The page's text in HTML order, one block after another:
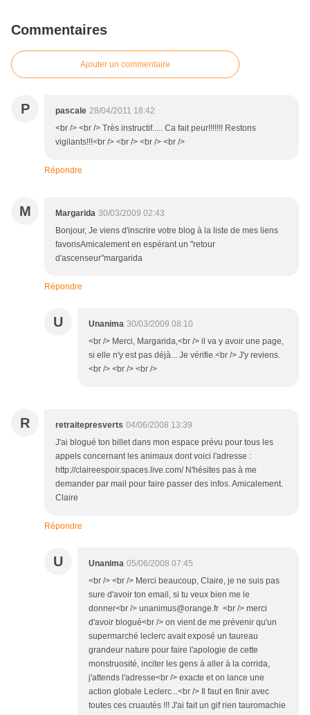
Commentaires
Ajouter un commentaire
P pascale 28/04/2011 18:42
<br /> <br /> Très instructif..... Ca fait peur!!!!!!! Restons
vigilants!!!<br /> <br /> <br /> <br />
Répondre
M Margarida 30/03/2009 02:43
Bonjour, Je viens d'inscrire votre blog à la liste de mes liens
favorisAmicalement en espérant un "retour
d'ascenseur"margarida
Répondre
U Unanima 30/03/2009 08:10
<br /> Merci, Margarida,<br /> il va y avoir une page,
si elle n'y est pas déjà... Je vérifie.<br /> J'y reviens.
<br /> <br /> <br />
R retraitepresverts 04/06/2008 13:39
J'ai blogué ton billet dans mon espace prévu pour tous les
appels concernant les animaux dont voici l'adresse :
http://claireespoir.spaces.live.com/ N'hésites pas à me
demander par mail pour faire passer des infos. Amicalement.
Claire
Répondre
U Unanima 05/06/2008 07:45
<br /> <br /> Merci beaucoup, Claire, je ne suis pas
sure d'avoir ton email, si tu veux bien me le
donner<br /> unanimus@orange.fr <br /> merci
d'avoir blogué<br /> on vient de me prévenir qu'un
supermarché leclerc avait exposé un taureau
grandeur nature pour faire l'apologie de cette
monstruosité, inciter les gens à aller à la corrida,
j'attends l'adresse<br /> exacte et on lance une
action globale Leclerc...<br /> Il faut en finir avec
toutes ces cruautés !!! J'ai fait un gif rien tauromachie